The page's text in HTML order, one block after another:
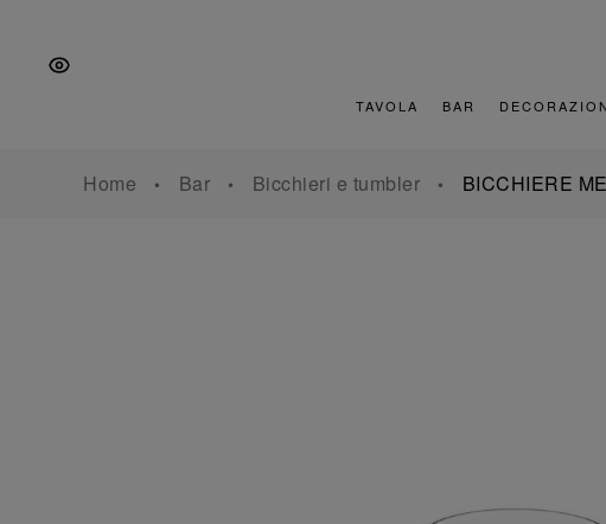
navigazione
contenuto
TAVOLA BAR
Home Bar Bicchieri e tumbler BICCHIERE